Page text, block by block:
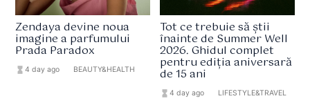
Zendaya devine noua
imagine a parfumului
Prada Paradox
hourglass_full4 day ago BEAUTY&HEALTH
Tot ce trebuie să știi
înainte de Summer Well
2026. Ghidul complet
pentru ediția aniversară
de 15 ani
hourglass_full 4 day ago LIFESTYLE&TRAVEL